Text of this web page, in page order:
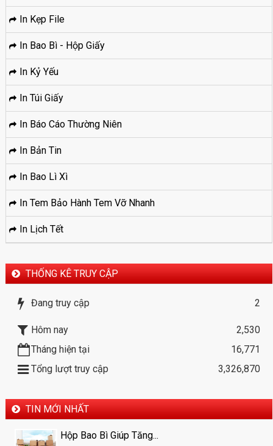
In Kẹp File
In Bao Bì - Hộp Giấy
In Kỷ Yếu
In Túi Giấy
In Báo Cáo Thường Niên
In Bản Tin
In Bao Lì Xì
In Tem Bảo Hành Tem Vỡ Nhanh
In Lịch Tết
THỐNG KÊ TRUY CẬP
Đang truy cập 2
Hôm nay
2,530
Tháng hiện tại
16,771
Tổng lượt truy cập
3,326,870
TIN MỚI NHẤT
Hộp Bao Bì Giúp Tăng...